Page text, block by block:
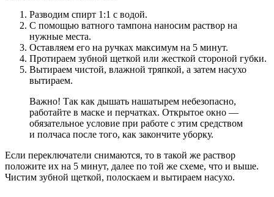
Разводим спирт 1:1 с водой.
С помощью ватного тампона наносим раствор на
нужные места.
Оставляем его на ручках максимум на 5 минут.
Протираем зубной щеткой или жесткой стороной губки.
Вытираем чистой, влажной тряпкой, а затем насухо
вытираем.
Важно! Так как дышать нашатырем небезопасно,
работайте в маске и перчатках. Открытое окно —
обязательное условие при работе с этим средством
и полчаса после того, как закончите уборку.
Если переключатели снимаются, то в такой же раствор
положите их на 5 минут, далее по той же схеме, что и выше.
Чистим зубной щеткой, полоскаем и вытираем насухо.